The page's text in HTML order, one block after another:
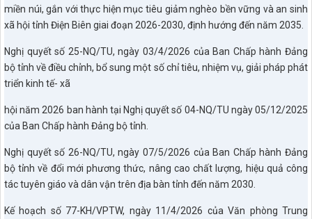
miền núi, gắn với thực hiện mục tiêu giảm nghèo bền vững và an sinh
xã hội tỉnh Điện Biên giai đoạn 2026-2030, định hướng đến năm 2035.
Nghị quyết số 25-NQ/TU, ngày 03/4/2026 của Ban Chấp hành Đảng
bộ tỉnh về điều chỉnh, bổ sung một số chỉ tiêu, nhiệm vụ, giải pháp phát
triển kinh tế- xã
hội năm 2026 ban hành tại Nghị quyết số 04-NQ/TU ngày 05/12/2025
của Ban Chấp hành Đảng bộ tỉnh.
Nghị quyết số 26-NQ/TU, ngày 07/5/2026 của Ban Chấp hành Đảng
bộ tỉnh về đổi mới phương thức, nâng cao chất lượng, hiệu quả công
tác tuyên giáo và dân vận trên địa bàn tỉnh đến năm 2030.
Kế hoạch số 77-KH/VPTW, ngày 11/4/2026 của Văn phòng Trung